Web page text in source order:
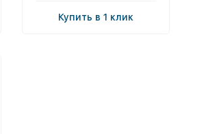
Купить в 1 клик